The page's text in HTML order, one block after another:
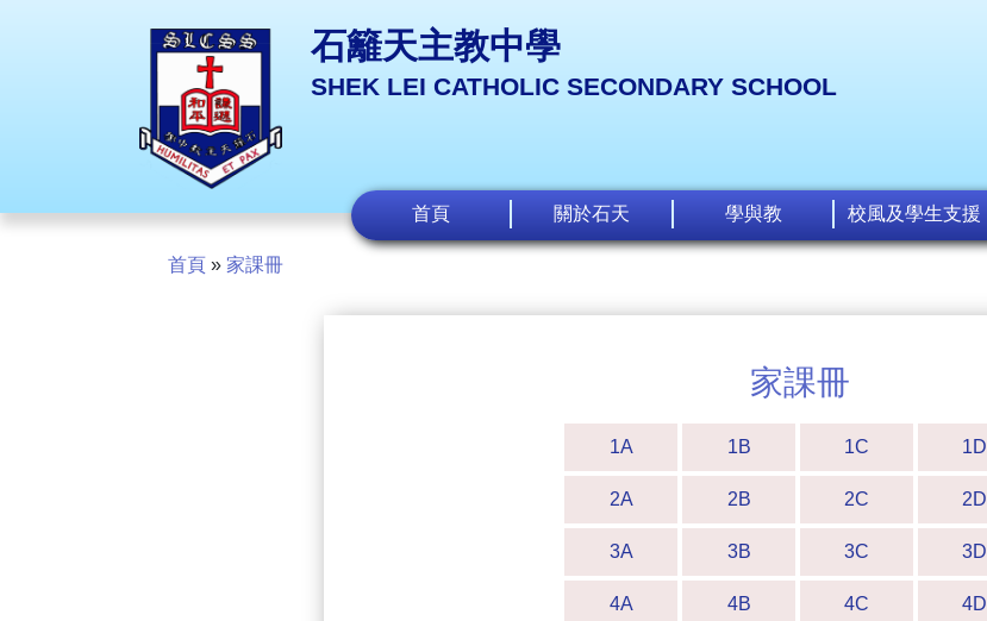
石籬天主教中學
SHEK LEI CATHOLIC SECONDARY SCHOOL
首頁 關於石天 學與教 校風及學生支援
首頁 » 家課冊
家課冊
1A 1B 1C 1D
2A 2B 2C 2D
3A 3B 3C 3D
4A 4B 4C 4D